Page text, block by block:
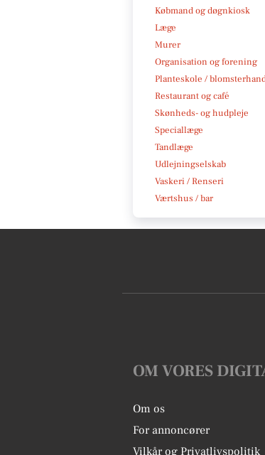
Købmand og døgnkiosk
Læge
Murer
Organisation og forening
Planteskole /
Restaurant og café
Skønheds- og hudpleje
Speciallæge
Tandlæge
Udlejningselskab
Vaskeri / Renseri
Værtshus / bar
OM VORES
Om os
For annoncører
Vilkår og Privatlivspolitik